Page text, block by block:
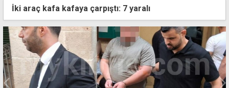
İki araç kafa kafaya çarpıştı: 7 yaralı